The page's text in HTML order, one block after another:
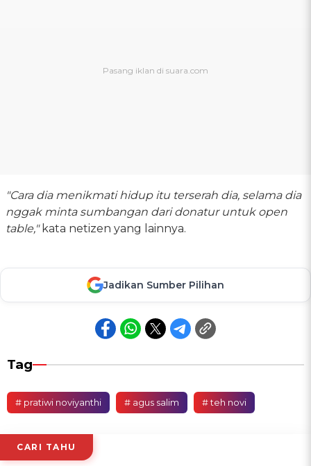
"Cara dia menikmati hidup itu terserah dia, selama dia
nggak minta sumbangan dari donatur untuk open
table,"kata netizen yang lainnya.
Jadikan Sumber Pilihan
Tag
# pratiwi noviyanthi # agus salim # teh novi
CARI TAHU